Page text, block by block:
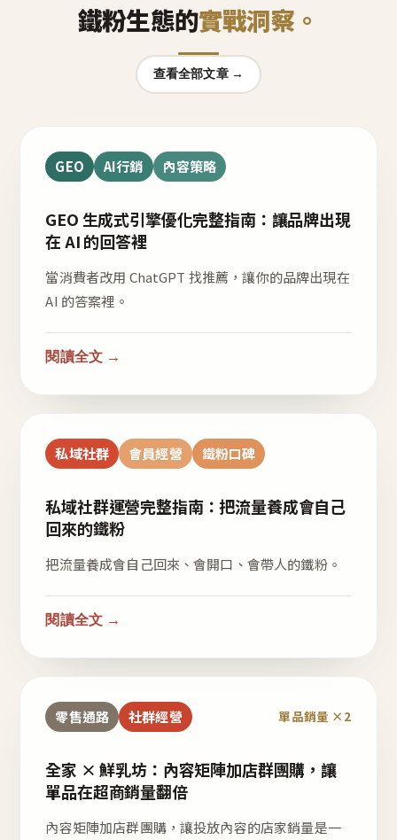
鐵粉生態的實戰洞察。
查看全部文章 →
GEO AI行銷 內容策略
GEO 生成式引擎優化完整指南：讓品牌出現
在 AI 的回答裡
當消費者改用 ChatGPT 找推薦，讓你的品牌出現在
AI 的答案裡。
閱讀全文 →
私域社群 會員經營 鐵粉口碑
私域社群運營完整指南：把流量養成會自己
回來的鐵粉
把流量養成會自己回來、會開口、會帶人的鐵粉。
閱讀全文 →
零售通路 社群經營 單品銷量 ×2
全家 × 鮮乳坊：內容矩陣加店群團購，讓
單品在超商銷量翻倍
內容矩陣加店群團購，讓投放內容的店家銷量是一